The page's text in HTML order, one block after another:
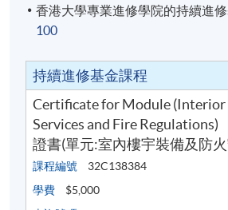
香港大學專業進修學院的持續進
100
持續進修基金課程
Certificate for Module
Services and Fire Regulations)
證書(單元:室內樓宇裝備及防
課程編號
32C138384
學費
$5,000